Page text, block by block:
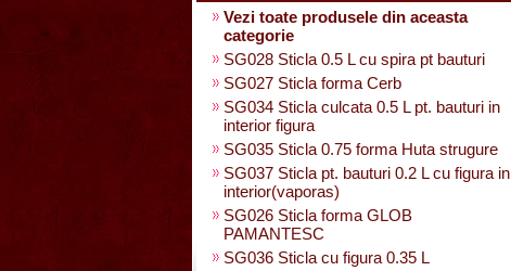
Vezi toate produsele din aceasta
categorie
SG028 Sticla 0.5 L cu spira pt bauturi
SG027 Sticla forma Cerb
SG034 Sticla culcata 0.5 L pt. bauturi in
interior figura
SG035 Sticla 0.75 forma Huta strugure
SG037 Sticla pt. bauturi 0.2 L cu figura in
interior(vaporas)
SG026 Sticla forma GLOB
PAMANTESC
SG036 Sticla cu figura 0.35 L